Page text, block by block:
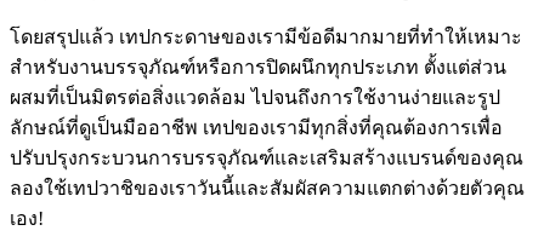
โดยสรุปแล้ว เทปกระดาษของเรามีข้อดีมากมายที่ทำให้เหมาะ
สำหรับงานบรรจุภัณฑ์หรือการปิดผนึกทุกประเภท ตั้งแต่ส่วน
ผสมที่เป็นมิตรต่อสิ่งแวดล้อม ไปจนถึงการใช้งานง่ายและรูป
ลักษณ์ที่ดูเป็นมืออาชีพ เทปของเรามีทุกสิ่งที่คุณต้องการเพื่อ
ปรับปรุงกระบวนการบรรจุภัณฑ์และเสริมสร้างแบรนด์ของคุณ
ลองใช้เทปวาชิของเราวันนี้และสัมผัสความแตกต่างด้วยตัวคุณ
เอง!